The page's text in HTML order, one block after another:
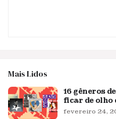
Mais Lidos
16 gêneros
ficar de olho
fevereiro 24,